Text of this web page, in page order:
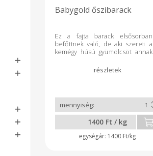
Babygold őszibarack
Ez a fajta barack elsősorban
befőttnek való, de aki szereti a
kemégy húsú gyümölcsöt annak
1400 Ft / kg
1400 Ft/kg